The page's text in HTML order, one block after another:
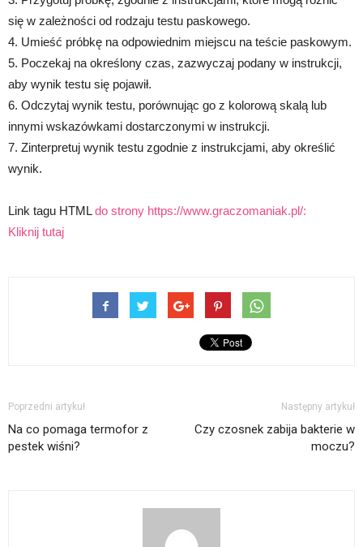
się w zależności od rodzaju testu paskowego.
4. Umieść próbkę na odpowiednim miejscu na teście paskowym.
5. Poczekaj na określony czas, zazwyczaj podany w instrukcji,
aby wynik testu się pojawił.
6. Odczytaj wynik testu, porównując go z kolorową skalą lub
innymi wskazówkami dostarczonymi w instrukcji.
7. Zinterpretuj wynik testu zgodnie z instrukcjami, aby określić
wynik.
Link tagu HTMLdo strony https://www.graczomaniak.pl/:
Kliknij tutaj
Poprzedni artykuł
Na co pomaga termofor z
pestek wiśni?
Następny artykuł
Czy czosnek zabija bakterie w
moczu?